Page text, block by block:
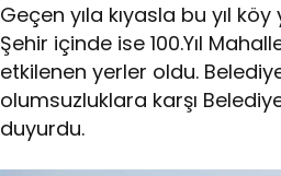
Geçen yıla kıyasla bu yıl
Şehir içinde ise 100.Yıl
etkilenen yerler oldu.
olumsuzluklara karşı
duyurdu.